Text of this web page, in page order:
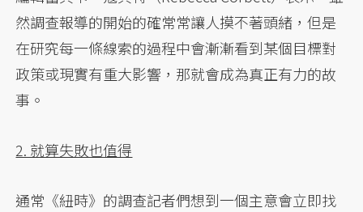
然調查報導的開始的確常常讓人摸不著頭緒，但是
在研究每一條線索的過程中會漸漸看到某個目標對
政策或現實有重大影響，那就會成為真正有力的故
事。
2. 就算失敗也值得
通常《紐時》的調查記者們想到一個主意會立即找